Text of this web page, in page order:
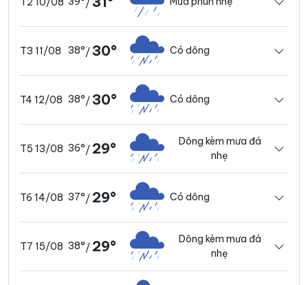
/
T3 11/08 38°/30° Có dông
T4 12/08 38°/30° Có dông
T5 13/08 36°/ 29°
Dông kèm mưa đá
nhẹ
T6 14/08 37°/ 29° Có dông
T7 15/08 38°/ 29°
Dông kèm mưa đá
nhẹ